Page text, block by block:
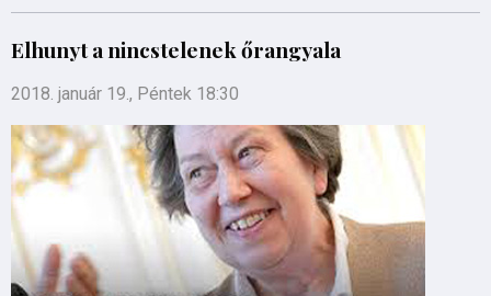
Elhunyt a nincstelenek őrangyala
2018. január 19., Péntek 18:30